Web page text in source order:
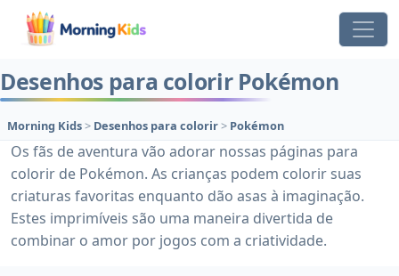
Desenhos para colorir Pokémon
Morning Kids> Desenhos para colorir> Pokémon
Os fãs de aventura vão adorar nossas páginas para
colorir de Pokémon. As crianças podem colorir suas
criaturas favoritas enquanto dão asas à imaginação.
Estes imprimíveis são uma maneira divertida de
combinar o amor por jogos com a criatividade.